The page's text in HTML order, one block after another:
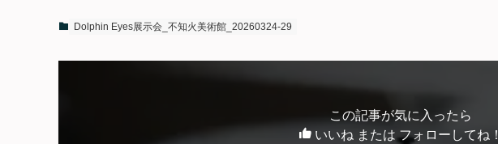
Dolphin Eyes展示会_不知火美術館_20260324-29
この記事が気に入ったら
いいね または フォローしてね！